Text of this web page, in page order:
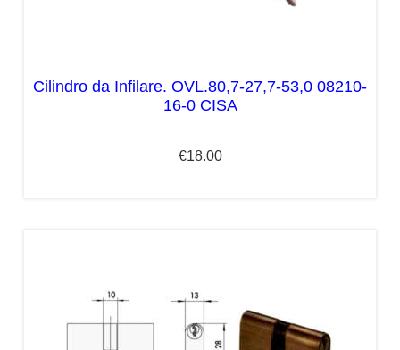
Cilindro da Infilare. OVL.80,7-27,7-53,0 08210-
16-0 CISA
€18.00